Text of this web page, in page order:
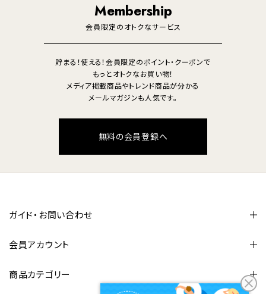
Membership
会員限定のオトクなサービス
貯まる！使える！会員限定のポイント・クーポンで
もっとオトクなお買い物！
メディア掲載商品やトレンド商品が分かる
メールマガジンも人気です。
無料の会員登録へ
ガイド・お問い合わせ
会員アカウント
商品カテゴリー